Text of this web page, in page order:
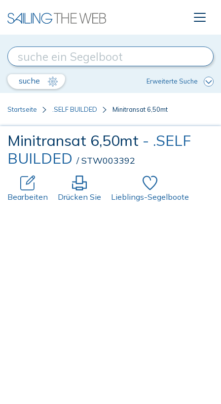
suche Erweiterte Suche
Startseite .SELF BUILDED Minitransat 6,50mt
Minitransat 6,50mt - .SELF
BUILDED / STW003392
Bearbeiten Drücken Sie Lieblings-Segelboote